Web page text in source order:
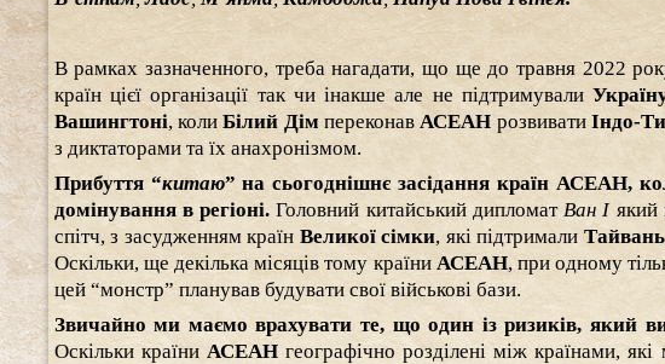
В рамках зазначенного, треба нагадати, що ще до травня 2022 року
країн цієї організації так чи інакше але не підтримували
Вашингтоні, колиБілий Дім переконав АСЕАНрозвивати Індо-
з диктаторами та їх анахронізмом.
Прибуття “китаю” на сьогоднішнє засідання країн АСЕАН,
домінування в регіоні.Головний китайський дипломат Ван І який
спітч, з засудженням країн Великої сімки, які підтримали Тайвань
Оскільки, ще декілька місяців тому країни АСЕАН, при одному
цей “монстр” планував будувати свої військові бази.
Звичайно ми маємо врахувати те, що один із ризиків, який
Оскільки країни АСЕАН географічно розділені між країнами, які